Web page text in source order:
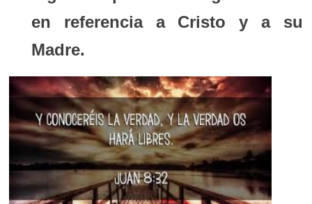
en referencia a Cristo y a su
Madre.